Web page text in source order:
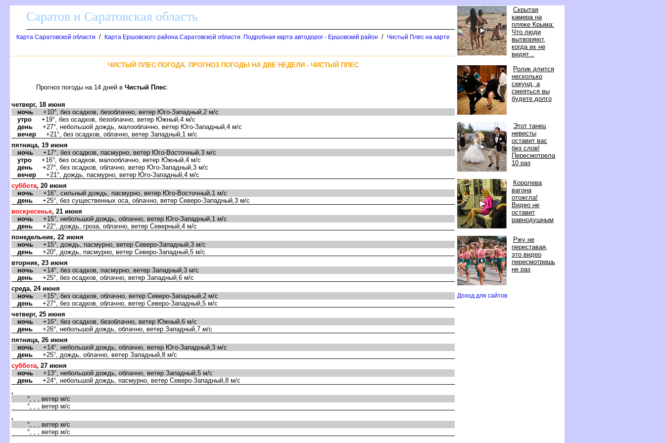
Скрытая
камера на
пляже Крыма:
Что люди
ытворяют,
когда их не
идят...
Ролик длится
несколько
секунд, а
смеяться вы
удете долго
Этот танец
невесты
оставит вас
ез слов!
Пересмотрела
10 раз
Королева
агона
отожгла!
идео не
оставит
равнодушным
Ржу не
переставая,
это видео
пересмотришь
не раз
Доход для сайто
Саратов и Саратовская область
Карта Саратовской области / Карта Ершовского района Саратовской области. Подробная карта автодорог - Ершовский район / Чистый Плес на карте
ЧИСТЫЙ ПЛЕС ПОГОДА. ПРОГНОЗ ПОГОДЫ НА ДВЕ НЕДЕЛИ - ЧИСТЫЙ ПЛЕС
Прогноз погоды на 14 дней Чистый Плес:
четверг, 18 июня
ночь +10°, без осадков, безоблачно, ветер Юго-Западный,2 м/с
утро +19°, без осадков, безоблачно, ветер Южный,4 м/с
день +27°, небольшой дождь, малооблачно, ветер Юго-Западный,4 м/с
ечер +21°, без осадков, облачно, ветер Западный,1 м/с
пятница, 19 июня
ночь +17°, без осадков, пасмурно, ветер Юго-Восточный,3 м/с
утро +16°, без осадков, малооблачно, ветер Южный,4 м/с
день +27°, без осадков, облачно, ветер Юго-Западный,3 м/с
ечер +21°, дождь, пасмурно, ветер Юго-Западный,4 м/с
суббота, 20 июня
ночь +16°, сильный дождь, пасмурно, ветер Юго-Восточный,1 м/с
день +25°, без существенных оса, облачно, ветер Северо-Западный,3 м/с
оскресенье, 21 июня
ночь +15°, небольшой дождь, облачно, ветер Юго-Западный,1 м/с
день +22°, дождь, гроза, облачно, ветер Северный,4 м/с
понедельник, 22 июня
ночь +15°, дождь, пасмурно, ветер Северо-Западный,3 м/с
день +20°, дождь, пасмурно, ветер Северо-Западный,5 м/с
торник, 23 июня
ночь +14°, без осадков, пасмурно, ветер Западный,3 м/с
день +25°, без осадков, облачно, ветер Западный,6 м/с
среда, 24 июня
ночь +15°, без осадков, облачно, ветер Северо-Западный,2 м/с
день +27°, без осадков, облачно, ветер Северо-Западный,5 м/с
четверг, 25 июня
ночь +16°, без осадков, безоблачно, ветер Южный,6 м/с
день +26°, небольшой дождь, облачно, ветер Западный,7 м/с
пятница, 26 июня
ночь +14°, небольшой дождь, облачно, ветер Юго-Западный,3 м/с
день +25°, дождь, облачно, ветер Западный,8 м/с
суббота, 27 июня
ночь +13°, небольшой дождь, облачно, ветер Западный,5 м/с
день +24°, небольшой дождь, пасмурно, ветер Северо-Западный,8 м/с
,
°, , , ветер м/с
°, , , ветер м/с
,
°, , , ветер м/с
°, , , ветер м/с